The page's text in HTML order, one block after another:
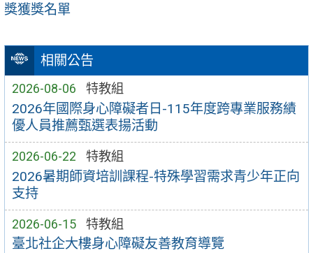
相關公告
2026-08-06 特教組
2026年國際身心障礙者日-115年度跨專業服務績
優人員推薦甄選表揚活動
2026-06-22 特教組
2026暑期師資培訓課程-特殊學習需求青少年正向
支持
2026-06-15 特教組
臺北社企大樓身心障礙友善教育導覽
獎獲獎名單